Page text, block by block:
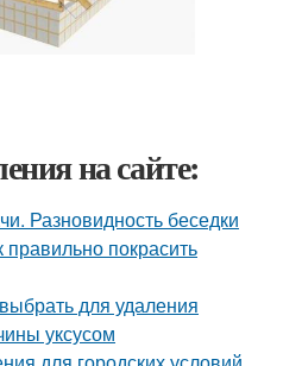
на сайте:
Разновидность беседки
правильно покрасить
для удаления
уксусом